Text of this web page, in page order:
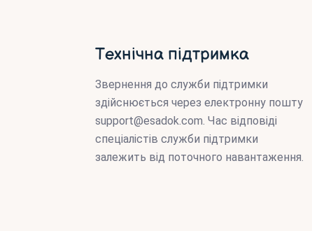
Технічна підтримка
Звернення до служби підтримки
здійснюється через електронну пошту
support@esadok.com. Час відповіді
спеціалістів служби підтримки
залежить від поточного навантаження.